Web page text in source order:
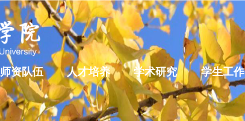
师资队伍 人才培养 学术研究 学生工作